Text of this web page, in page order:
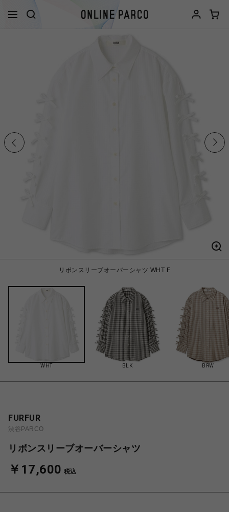
リボンスリーブオーバーシャツ WHT F
WHT BLK BRW
FURFUR
渋谷PARCO
リボンスリーブオーバーシャツ
￥17,600 税込